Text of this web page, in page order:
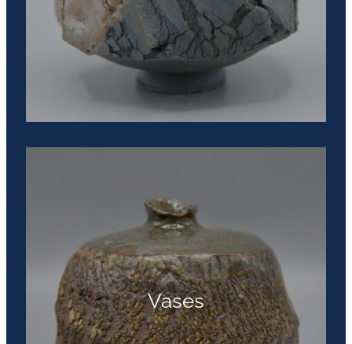
Vases